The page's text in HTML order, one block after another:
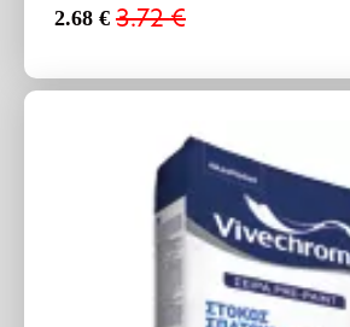
3.72€
Original
3.72 €.
2.68 €
Η
είναι: